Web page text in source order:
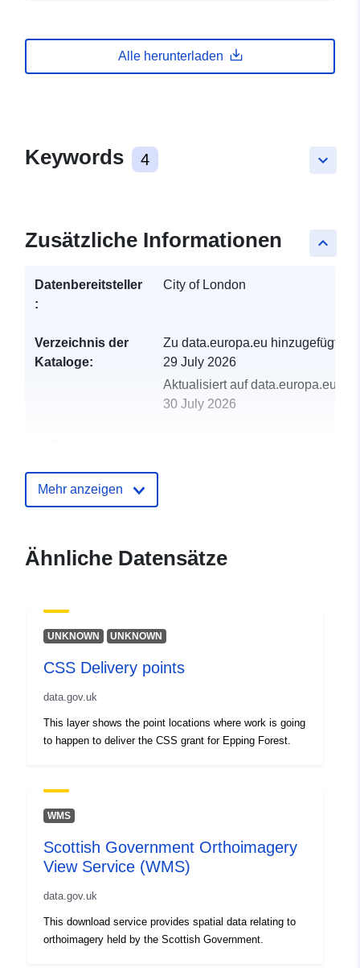
Alle herunterladen
keyboard_arrow_down
Keywords 4
keyboard_arrow_up
Zusätzliche Informationen
Datenbereitsteller
:
City of London
Verzeichnis der
Kataloge:
Zu data.europa.eu hinzugefügt:
29 July 2026
Aktualisiert auf data.europa.eu:
30 July 2026
Mehr anzeigen
Ähnliche Datensätze
UNKNOWN UNKNOWN
CSS Delivery points
data.gov.uk
This layer shows the point locations where work is going
to happen to deliver the CSS grant for Epping Forest.
WMS
Scottish Government Orthoimagery
View Service (WMS)
data.gov.uk
This download service provides spatial data relating to
orthoimagery held by the Scottish Government.